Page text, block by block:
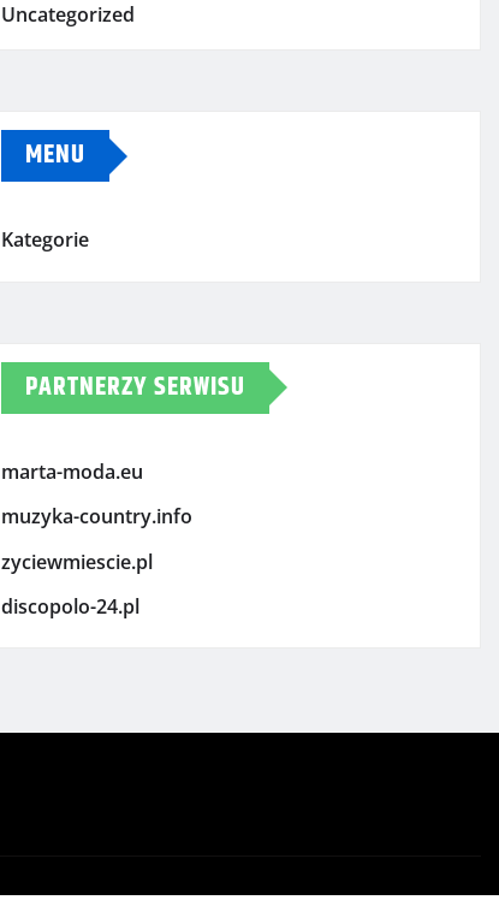
Uncategorized
MENU
Kategorie
PARTNERZY SERWISU
marta-moda.eu
muzyka-country.info
zyciewmiescie.pl
discopolo-24.pl